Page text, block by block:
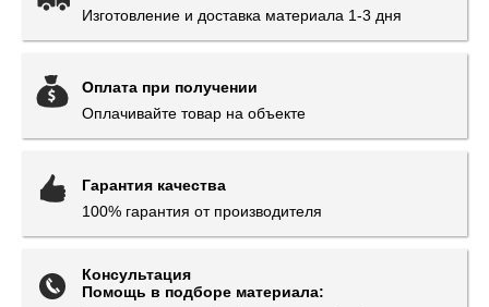
Изготовление и доставка материала 1-3 дня
Оплата при получении
Оплачивайте товар на объекте
Гарантия качества
100% гарантия от производителя
Консультация
Помощь в подборе материала: